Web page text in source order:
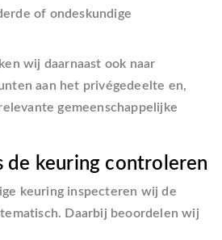
of ondeskundige
wij daarnaast ook naar
aan het privégedeelte en,
gemeenschappelijke
de keuring controleren
keuring inspecteren wij de
Daarbij beoordelen wij